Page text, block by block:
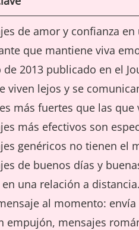
de amor y confianza
que mantiene viva
de 2013 publicado en el
viven lejos y se
más fuertes que las
más efectivos son
genéricos no tienen el
de buenos días y
una relación a distancia.
al momento:
empujón, mensajes